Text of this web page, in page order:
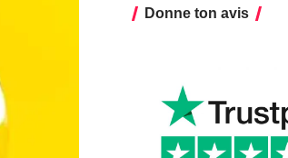
Donne ton avis